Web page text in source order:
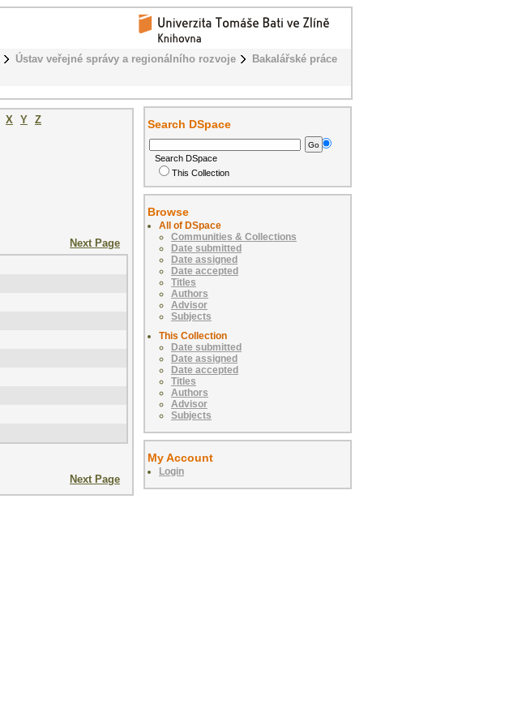
Ústav veřejné správy a regionálního rozvoje
Bakalářské práce
X Y Z
Next Page
Next Page
Search DSpace
Search DSpace
This Collection
Browse
All of DSpace
Communities & Collections
Date submitted
Date assigned
Date accepted
Titles
Authors
Advisor
Subjects
This Collection
Date submitted
Date assigned
Date accepted
Titles
Authors
Advisor
Subjects
My Account
Login